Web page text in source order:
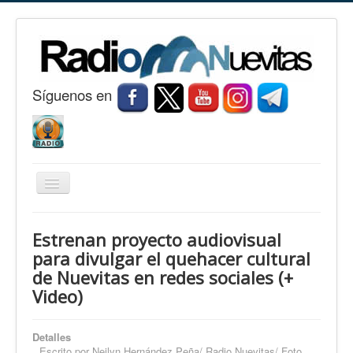
Síguenos en
Cambiar
Nuevitas
Noticias
Conozca Nuevitas
Estrenan proyecto audiovisual
para divulgar el quehacer cultural
de Nuevitas en redes sociales (+
Video)
Detalles